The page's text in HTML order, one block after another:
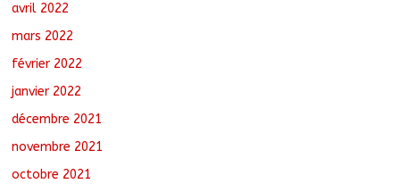
avril 2022
mars 2022
février 2022
janvier 2022
décembre 2021
novembre 2021
octobre 2021